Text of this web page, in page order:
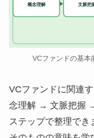
概念理解 文脈把
VCファンドの基本
VCファンドに関連
念理解 → 文脈把握
ステップで整理で